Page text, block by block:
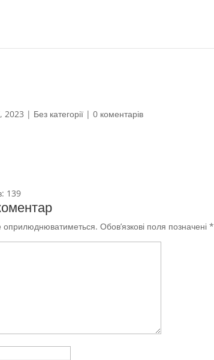
2023 | Без категорії |0 коментарів
139
Обов’язкові поля позначені*